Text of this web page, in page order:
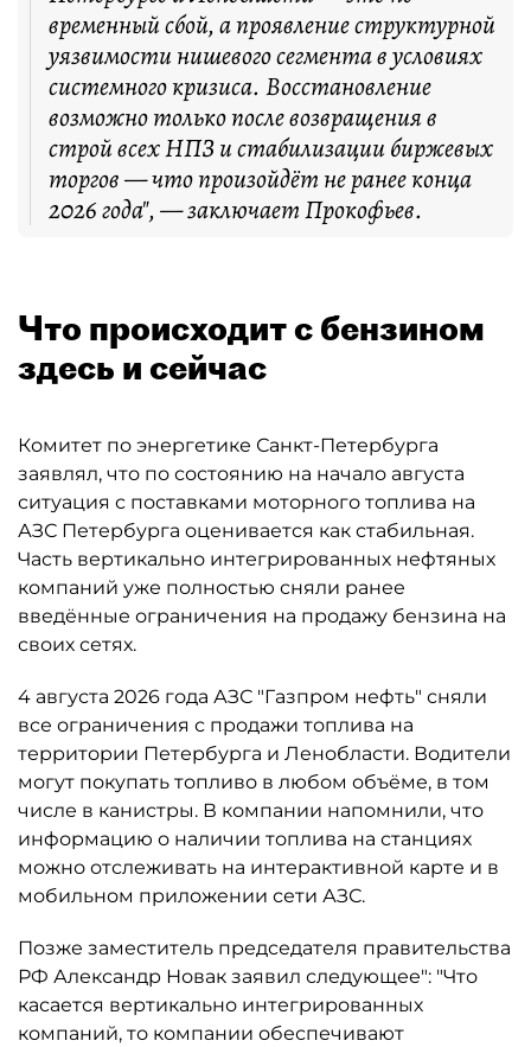
временный сбой, а проявление структурной
уязвимости нишевого сегмента в условиях
системного кризиса. Восстановление
возможно только после возвращения в
строй всех НПЗ и стабилизации биржевых
торгов — что произойдёт не ранее конца
2026 года", — заключает Прокофьев.
Что происходит с бензином
здесь и сейчас
Комитет по энергетике Санкт-Петербурга
заявлял, что по состоянию на начало августа
ситуация с поставками моторного топлива на
АЗС Петербурга оценивается как стабильная.
Часть вертикально интегрированных нефтяных
компаний уже полностью сняли ранее
введённые ограничения на продажу бензина на
своих сетях.
4 августа 2026 года АЗС "Газпром нефть" сняли
все ограничения с продажи топлива на
территории Петербурга и Ленобласти. Водители
могут покупать топливо в любом объёме, в том
числе в канистры. В компании напомнили, что
информацию о наличии топлива на станциях
можно отслеживать на интерактивной карте и в
мобильном приложении сети АЗС.
Позже заместитель председателя правительства
РФ Александр Новак заявил следующее": "Что
касается вертикально интегрированных
компаний, то компании обеспечивают